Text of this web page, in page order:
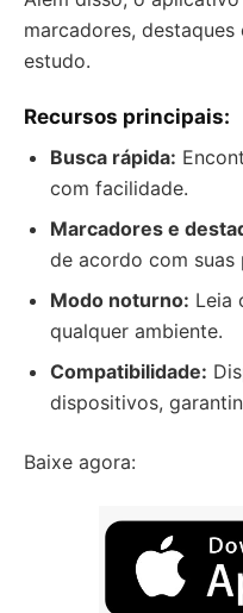
marcadores,
estudo.
Recursos principais:
Busca rápida:
com facilidade.
Marcadores e
de acordo com suas
Modo noturno: Leia
qualquer ambiente.
Compatibilidade:
dispositivos,
Baixe agora: